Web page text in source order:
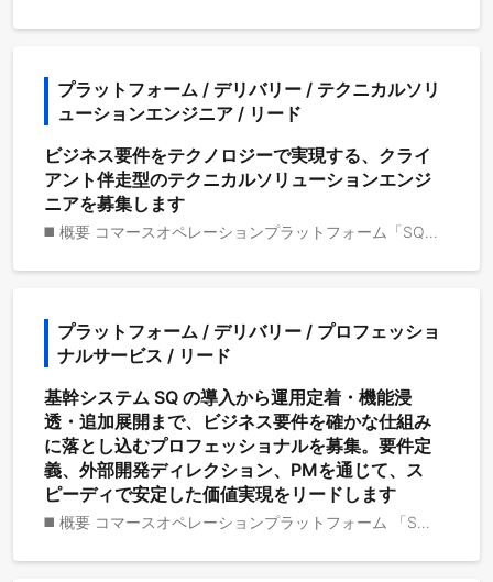
プラットフォーム / デリバリー / テクニカルソリ
ューションエンジニア / リード
ビジネス要件をテクノロジーで実現する、クライ
アント伴走型のテクニカルソリューションエンジ
ニアを募集します
◼️ 概要 コマースオペレーションプラットフォーム「SQ」を導入するクライアントに対し、クライアント既存システムとのデータ連携、標準機能の改善、Admin APIを活用した拡張開発をリードします。プロダクト開発そのものではなく、SQを“使って”クライアントのビジネス要件を最適な形で実現することがミッションです。技術的観点から導入プロジェクトを支え、安定稼働と持続的な運用価値を創出します。 ◼️ 役割 ・クライアントシステムとSQを最適に接続し、安定稼働を実現 ・SQ標準機能の改善や拡張開発を通じて、要件の実現度とメンテナンス性を両立 ・技術的観点からプロジェクト全体をリードし、開発・運用プロセスの再現性を高める ◼️ 主要業務 ## 接続・データ連携設計 ・クライアント既存システム（基幹・販売・在庫等）とSQ間のデータ連携要件定義 ・API／バッチ／ETLなどの連携方式設計、データマッピング・変換ロジック設計 ・マスタデータ・取引データなどの同期／整合性確保の仕組み設計 ## 機能改善・拡張開発 ・クライアント要件を踏まえたSQ標準機能の改善要望定義、設計・実装・検証 ・SQ Admin API を活用した小型アプリ・補助ツールの設計／開発／リリース ・プロトタイプ開発・PoCの実施による技術的実現性の検証 ## プロジェクト推進・品質管理 ・実装方針・アーキテクチャ設計のレビューとガイドライン整備 ・外部開発ベンダ・社内プロダクトチームとの連携／ディレクション ・テスト・リリース・保守フェーズにおける品質保証と課題管理 ## 社内外連携・ナレッジ化 ・クライアント・プロジェクトマネージャー・プロダクト開発との技術的橋渡し ・再利用可能な連携モジュールや設定テンプレートの整備 ・開発ナレッジ／設計標準／トラブルシューティングガイドの体系化 ◼️ 採用技術 ・バックエンド：Go (gqlgen)、Google Cloud (Cloud Run、Spanner) ・Web：React、Next.js、Remix ・アプリ：Android (Jetpack Compose + Apollo Kotlin)、iOS (SwiftUI + Apollo iOS) ・SaaS：Shopify、Clerk、Resend ・CI/CD：GitHub Actions ・サービス/ツール：GitHub、Notion、Slack、Figma ※ 選考へ進んで頂く場合のみご連絡させて頂いています。
プラットフォーム / デリバリー / プロフェッショ
ナルサービス / リード
基幹システム SQ の導入から運用定着・機能浸
透・追加展開まで、ビジネス要件を確かな仕組み
に落とし込むプロフェッショナルを募集。要件定
義、外部開発ディレクション、PMを通じて、ス
ピーディで安定した価値実現をリードします
◼️ 概要 コマースオペレーションプラットフォーム 「SQ」を対象に、導入（オンボーディング）から運用定着、機能浸透（ペネトレーション）、新規プロジェクト立ち上げまでを一貫して推進します。要件定義・外部開発のディレクション・プロジェクト管理を通じて、ビジネス要件をプロダクトの価値へ変換し、安定稼働と継続的な成果最大化を実現します。 ◼️ 役割 ・ビジネス要件とSQのFit/Gapを最短で明確化し、スムーズな本番稼働を実現 ・運用設計と機能浸透により、導入効果（生産性・可視化・ガバナンス）を最大化 ・再現性のある導入・運用の型（ドキュメント／テンプレート／プロセス）を構築・改善 ◼️ 担当サービス ・SQ ◼️ 主な業務 ## 導入（オンボーディング） ・キックオフ運営、ステークホルダーマップ／RACIの整備 ・現状業務のAs-Is整理、要件定義／Fit-Gap、To-Be設計 ・設定・権限・マスタ設計、データ移行計画、テスト計画、カットオーバー計画 ・外部開発（SI／個別アドオン／連携）の要件整理・見積精査・進行管理 ・WBS／進捗・課題・リスク管理、変更管理 ## 運用支援・ペネトレーション ・稼働後の運用設計（運用手順・権限・監査観点）、ボトルネック解消 ・機能活用の拡大（ペネトレーション）：未活用モジュールの展開、ダッシュボード／レポート定着 ・エスカレーション、既知事象のナレッジ化、再発防止策の設計 ・トレーニング（管理者／現場向け）・運用フロー／ヘルプの整備 ## 新規プロジェクト立ち上げ ・追加ロールアウト／海外拠点展開／新規業務のミニ導入 ・成果目標・KPI設定、見積作成、リソース計画、フォーキャスト ## 社内外連携・品質保証 ・セールス／サポート／プロダクト／開発とのクロスファンクショナル連携 ・ベンダ・パートナーの選定・契約条件調整・納期／品質コントロール ・監査・セキュリティ／コンプライアンス観点の確認 ## 主な成果物（例） 要件定義書、基本設計メモ、WBS、テスト計画・ケース、移行計画・移行結果、教育資料、運用設計書、カットオーバー計画、稼働後レビュー、見積 ※ 選考へ進んで頂く場合のみご連絡させて頂いています。